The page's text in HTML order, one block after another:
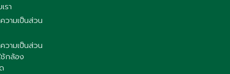
รา
วามเป็นส่วน
วามเป็นส่วน
กล้อง